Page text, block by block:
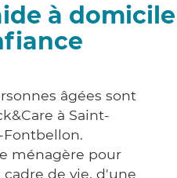
à domicile
âgées sont
à Saint-
ménagère pour
de vie, d'une